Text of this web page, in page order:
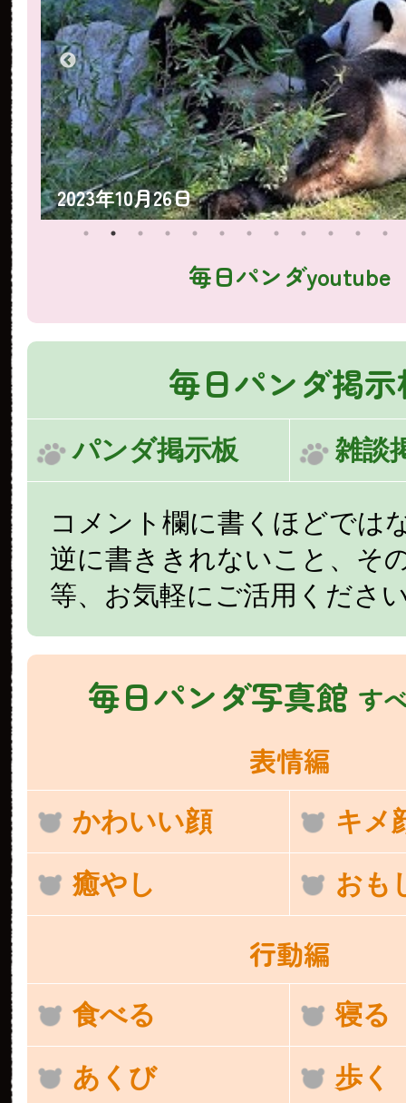
2023年10月25日
毎日パンダyoutube
毎日パンダ掲
パンダ掲示板 雑談
コメント欄に書くほどでは
逆に書ききれないこと、そ
等、お気軽にご活用くださ
毎日パンダ写真館 す
表情編
かわいい顔 キメ
癒やし おも
行動編
食べる 寝る
あくび 歩く